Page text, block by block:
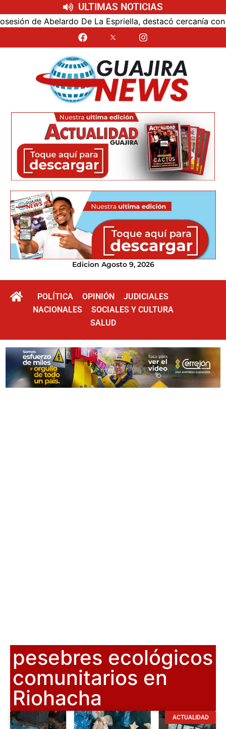
ULTIMAS NOTICIAS
de Abelardo De La Espriella, destacó cercanía con el
Edicion Agosto 9, 2026
POLÍTICA OPINIÓN
JUDICIALES
NACIONALES
SOCIALES Y CULTURA
SALUD
pesebres ecológicos
comunitarios en
Riohacha
ACTUALIDAD